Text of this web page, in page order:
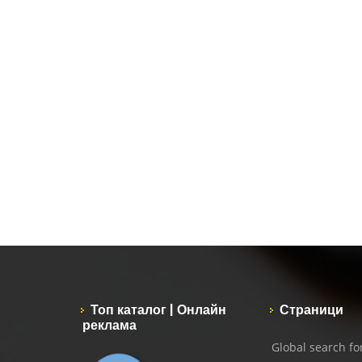
Топ каталог | Онлайн
реклама
Страници
Global search